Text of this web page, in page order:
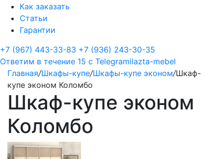
Как заказать
Статьи
Гарантии
+7 (967) 443-33-83 +7 (936) 243-30-35
Ответим в течение 15 с Telegramilazta-mebel
Главная/Шкафы-купе/Шкафы-купе эконом/Шкаф-
купе эконом Коломбо
Шкаф-купе эконом
Коломбо